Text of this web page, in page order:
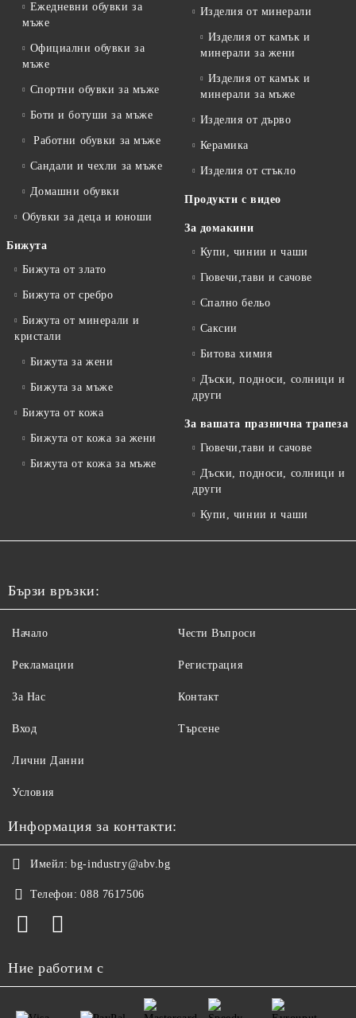
Ежедневни обувки за
мъже
Официални обувки за
мъже
Спортни обувки за мъже
Боти и ботуши за мъже
Работни обувки за мъже
Сандали и чехли за мъже
Домашни обувки
Обувки за деца и юноши
Бижута
Бижута от злато
Бижута от сребро
Бижута от минерали и
кристали
Бижута за жени
Бижута за мъже
Бижута от кожа
Бижута от кожа за жени
Бижута от кожа за мъже
Изделия от минерали
Изделия от камък и
минерали за жени
Изделия от камък и
минерали за мъже
Изделия от дърво
Керамика
Изделия от стъкло
Продукти с видео
За домакини
Купи, чинии и чаши
Гювечи,тави и сачове
Спално бельо
Саксии
Битова химия
Дъски, подноси, солници и
други
За вашата празнична трапеза
Гювечи,тави и сачове
Дъски, подноси, солници и
други
Купи, чинии и чаши
Бързи връзки:
Начало
Рекламации
За Нас
Вход
Чести Въпроси
Регистрация
Контакт
Търсене
Лични Данни
Условия
Информация за контакти:
Имейл: bg-industry@abv.bg
Телефон: 088 7617506
Ние работим с